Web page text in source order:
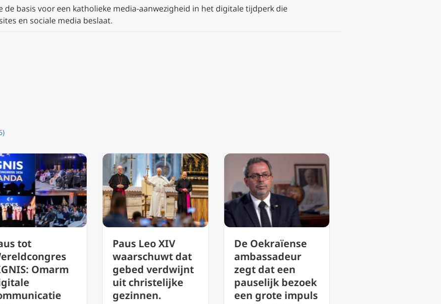
de basis voor een katholieke media-aanwezigheid in het digitale tijdperk die
en sociale media beslaat.
Paus Leo XIV
waarschuwt dat
gebed verdwijnt
uit christelijke
gezinnen.
De Oekraïense
ambassadeur
zegt dat een
pauselijk bezoek
een grote impuls
‘Lofzang van de
Vrede’: Leo XIV
presenteert de
schoonheid van
muziek als een